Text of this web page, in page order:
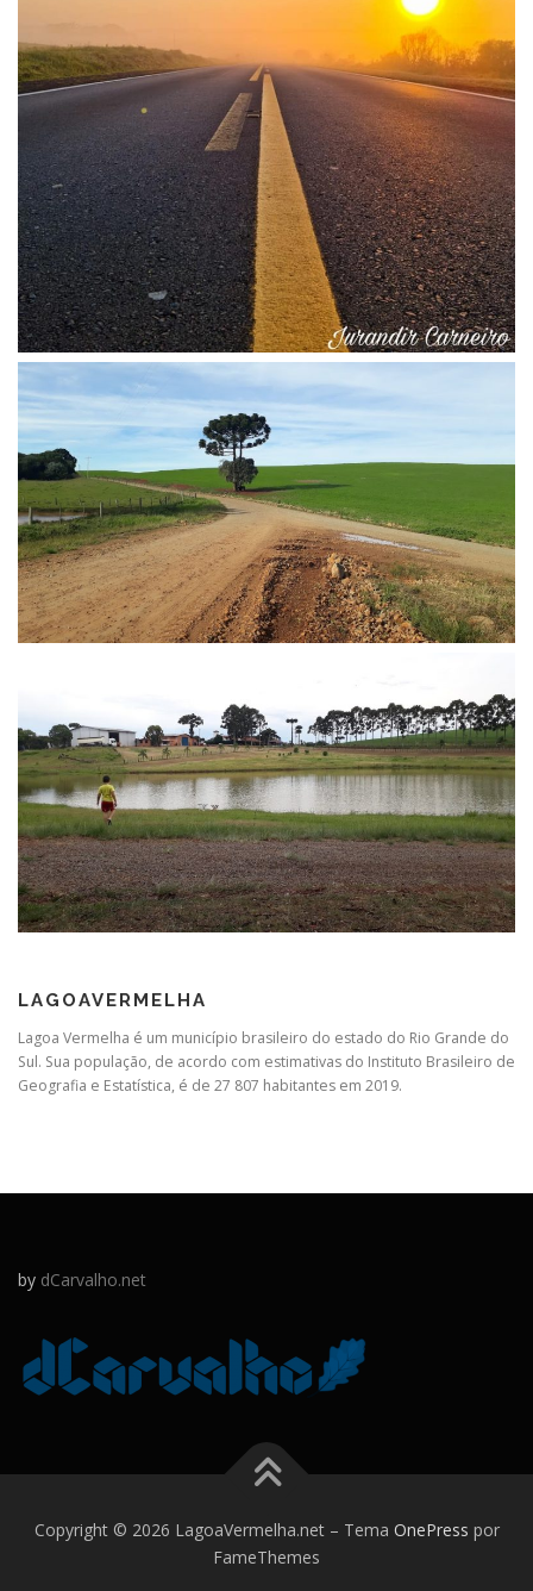
LAGOAVERMELHA
Lagoa Vermelha é um município brasileiro do estado do Rio Grande do
Sul. Sua população, de acordo com estimativas do Instituto Brasileiro de
Geografia e Estatística, é de 27 807 habitantes em 2019.
by dCarvalho.net
Copyright © 2026 LagoaVermelha.net – Tema OnePress por
FameThemes